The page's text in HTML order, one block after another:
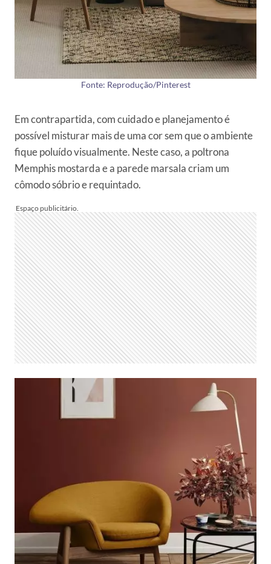
Fonte: Reprodução/Pinterest
Em contrapartida, com cuidado e planejamento é
possível misturar mais de uma cor sem que o ambiente
fique poluído visualmente. Neste caso, a poltrona
Memphis mostarda e a parede marsala criam um
cômodo sóbrio e requintado.